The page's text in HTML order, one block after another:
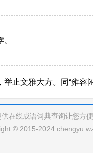
止文雅大方。同“雍容
供在线成语词典查询让您方
© 2015-2024